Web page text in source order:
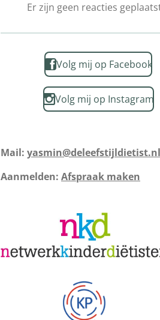
Er zijn geen reacties
Volg mij op Facebook
Volg mij op Instagram
Mail: yasmin@deleefstijldietist.nl
Aanmelden: Afspraak maken